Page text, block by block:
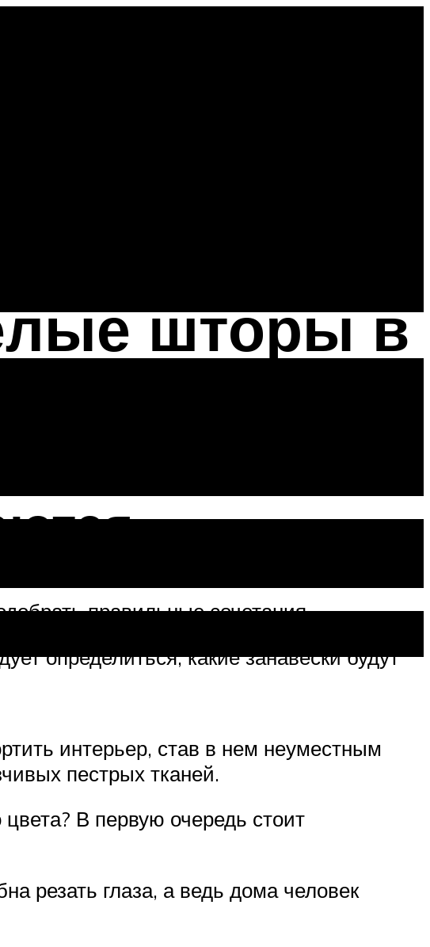
шторы в
правильные сочетания
определиться, какие занавески будут
интерьер, став в нем неуместным
пестрых тканей.
В первую очередь стоит
резать глаза, а ведь дома человек